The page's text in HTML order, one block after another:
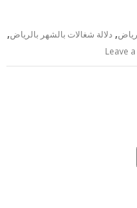
,دلالة شغالات بالشهر بالرياض,
Leave